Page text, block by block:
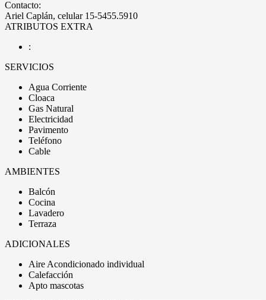
Contacto:
Ariel Caplán, celular 15-5455.5910
ATRIBUTOS EXTRA
:
SERVICIOS
Agua Corriente
Cloaca
Gas Natural
Electricidad
Pavimento
Teléfono
Cable
AMBIENTES
Balcón
Cocina
Lavadero
Terraza
ADICIONALES
Aire Acondicionado individual
Calefacción
Apto mascotas